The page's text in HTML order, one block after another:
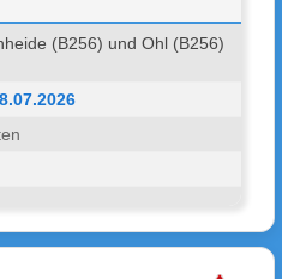
(B256) und Ohl (B256)